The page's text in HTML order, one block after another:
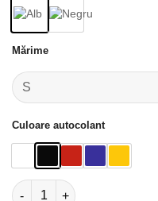
Mărime
Culoare autocolant
Cantitate Tricou unisex